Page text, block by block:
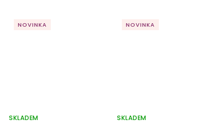
NOVINKA
SKLADEM
NOVINKA
SKLADEM